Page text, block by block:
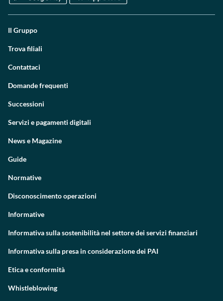
Il Gruppo
Trova filiali
Contattaci
Domande frequenti
Successioni
Servizi e pagamenti digitali
News e Magazine
Guide
Normative
Disconoscimento operazioni
Informative
Informativa sulla sostenibilità nel settore dei servizi finanziari
Informativa sulla presa in considerazione dei PAI
Etica e conformità
Whistleblowing